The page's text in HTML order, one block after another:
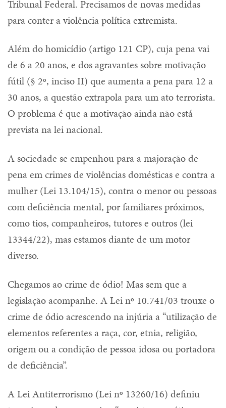
Tribunal Federal. Precisamos de novas medidas
para conter a violência política extremista.
Além do homicídio (artigo 121 CP), cuja pena vai
de 6 a 20 anos, e dos agravantes sobre motivação
fútil (§ 2º, inciso II) que aumenta a pena para 12 a
30 anos, a questão extrapola para um ato terrorista.
O problema é que a motivação ainda não está
prevista na lei nacional.
A sociedade se empenhou para a majoração de
pena em crimes de violências domésticas e contra a
mulher (Lei 13.104/15), contra o menor ou pessoas
com deficiência mental, por familiares próximos,
como tios, companheiros, tutores e outros (lei
13344/22), mas estamos diante de um motor
diverso.
Chegamos ao crime de ódio! Mas sem que a
legislação acompanhe. A Lei nº 10.741/03 trouxe o
crime de ódio acrescendo na injúria a “utilização de
elementos referentes a raça, cor, etnia, religião,
origem ou a condição de pessoa idosa ou portadora
de deficiência”.
A Lei Antiterrorismo (Lei nº 13260/16) definiu